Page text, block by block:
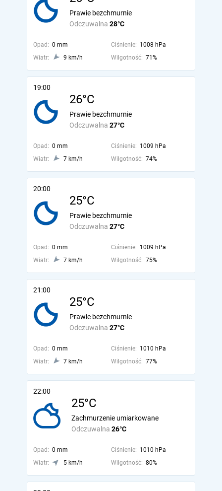
Odczuwalna 28°C
Prawie bezchmurnie
Opad: 0 mm Ciśnienie: 1008 hPa
Wiatr:
9 km/h Wilgotność: 71%
19:00
26°C
Odczuwalna 27°C
Prawie bezchmurnie
Opad: 0 mm Ciśnienie: 1009 hPa
Wiatr:
7 km/h Wilgotność: 74%
20:00
25°C
Odczuwalna 27°C
Prawie bezchmurnie
Opad: 0 mm Ciśnienie: 1009 hPa
Wiatr:
7 km/h Wilgotność: 75%
21:00
25°C
Odczuwalna 27°C
Prawie bezchmurnie
Opad: 0 mm Ciśnienie: 1010 hPa
Wiatr:
7 km/h Wilgotność: 77%
22:00
25°C
Odczuwalna 26°C
Zachmurzenie umiarkowane
Opad: 0 mm Ciśnienie: 1010 hPa
Wiatr:
5 km/h Wilgotność: 80%